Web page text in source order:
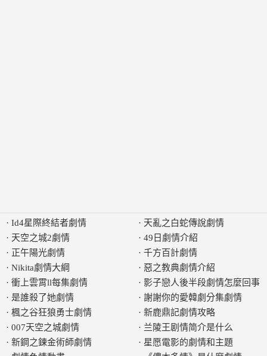
· Id4星際終結者劇情
· 天空之城2劇情
· 正午陽光劇情
· Nikita劇情大綱
· 衝上雲霄ll每集劇情
· 是誰殺了她劇情
· 楓之谷狂狼勇士劇情
· 007天空之城劇情
· 新鋼之鍊金術師劇情
· 天亂之白蛇傳說劇情
· 49日劇情介紹
· 千方百計劇情
· 惡之教典劇情介紹
· 影子戀人後半段劇情怎麼回事
· 謝謝你的愛韓劇分集劇情
· 新鹿鼎記劇情攻略
· 兰陵王剧情简介是什么
· 星愿電影的劇情和主題